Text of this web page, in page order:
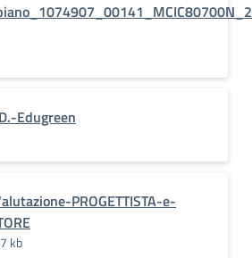
Edugreen
PROGETTISTA-e-
kb